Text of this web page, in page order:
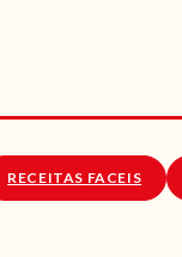
RECEITAS FACEIS